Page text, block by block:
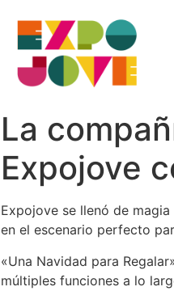
La
Expojove
Expojove se llenó de
en el escenario perfecto
«Una Navidad para
múltiples funciones a lo